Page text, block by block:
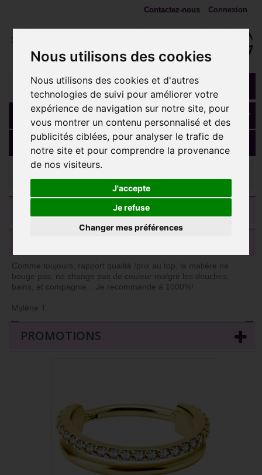
Nous utilisons des cookies
Nous utilisons des cookies et d'autres
technologies de suivi pour améliorer votre
expérience de navigation sur notre site, pour
vous montrer un contenu personnalisé et des
publicités ciblées, pour analyser le trafic de
notre site et pour comprendre la provenance
de nos visiteurs.
J'accepte
Je refuse
Changer mes préférences
Connexion
Contactez-nous
Panier (vide)
MENU
ANNEAUX, fers à cheval, spirales
avec strass de Swarovski ® sertis côté acier doré or fin GPBHCR 04
Comme toujours, rapport qualité /prix au top, la matière ne
bouge pas, ne change pas de couleur malgré les douches,
bains, et compagnie... Je recommande à 1000%!
Mylène T.
→
←
PROMOTIONS